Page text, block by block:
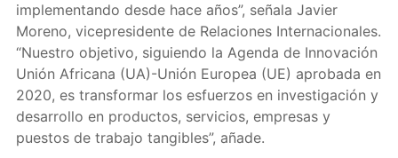
implementando desde hace años”, señala Javier
Moreno, vicepresidente de Relaciones Internacionales.
“Nuestro objetivo, siguiendo la Agenda de Innovación
Unión Africana (UA)-Unión Europea (UE) aprobada en
2020, es transformar los esfuerzos en investigación y
desarrollo en productos, servicios, empresas y
puestos de trabajo tangibles”, añade.